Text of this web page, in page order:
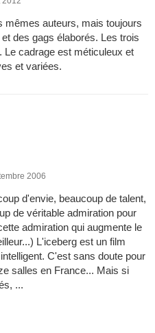
mêmes auteurs, mais toujours
des gags élaborés. Les trois
cadrage est méticuleux et
et variées.
2006
d'envie, beaucoup de talent,
de véritable admiration pour
admiration qui augmente le
L'iceberg est un film
C'est sans doute pour
salles en France... Mais si
...